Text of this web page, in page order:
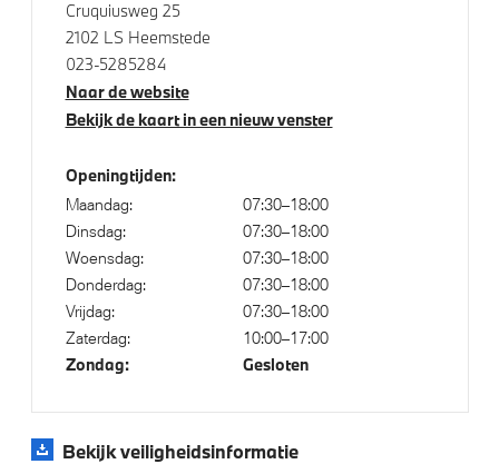
Aandrijving en onderstel
Automatische sporttransmissie met stuurschakeling
Cruquiusweg 25
2102 LS Heemstede
023-5285284
Naar de website
Bekijk de kaart in een nieuw venster
Openingtijden:
Maandag:
07:30–18:00
Dinsdag:
07:30–18:00
Woensdag:
07:30–18:00
Donderdag:
07:30–18:00
Vrijdag:
07:30–18:00
Zaterdag:
10:00–17:00
Zondag: Gesloten
Bekijk veiligheidsinformatie